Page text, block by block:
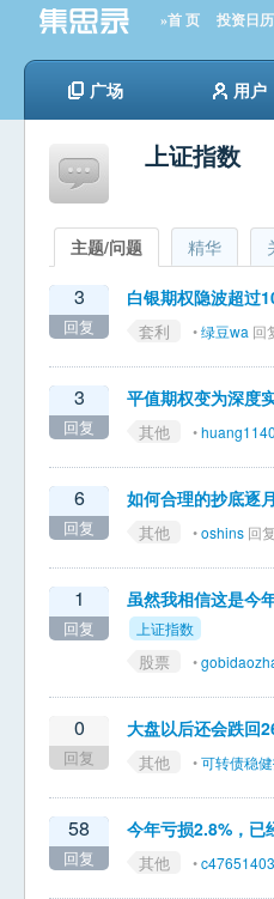
»首 页 投资日历
广场 用户
上证指数
主题/问题 精华
3
回复
白银期权隐波超过
套利 •绿豆wa 回
3
回复
平值期权变为深度
其他 •
6
回复
如何合理的抄底逐
其他 •oshins 回
1
回复
虽然我相信这是今
上证指数
股票 •
0
回复
大盘以后还会跌回
其他 •可转债稳
58
回复
今年亏损2.8%，已
其他 •